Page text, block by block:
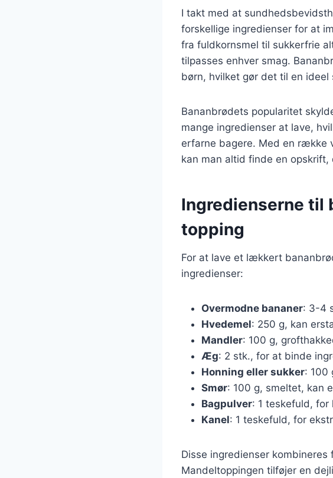
I takt med at
forskellige ingredienser for at
fra fuldkornsmel til sukkerfrie
tilpasses enhver smag.
børn, hvilket gør det til en ideel
Bananbrødets popularitet
mange ingredienser at lave,
erfarne bagere. Med en række
kan man altid finde en
Ingredienserne til
topping
For at lave et lækkert
ingredienser:
Overmodne bananer: 3-4
Hvedemel: 250 g, kan
Mandler: 100 g,
Æg: 2 stk., for at binde
Honning eller sukker: 100
Smør: 100 g, smeltet, kan
Bagpulver: 1 teskefuld,
Kanel: 1 teskefuld, for
Disse ingredienser
Mandeltoppingen tilføjer en